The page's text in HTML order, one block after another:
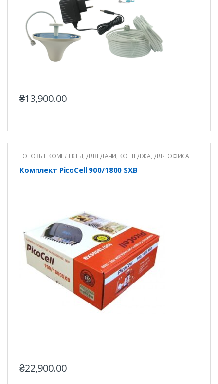
₴13,900.00
ГОТОВЫЕ КОМПЛЕКТЫ, ДЛЯ ДАЧИ, КОТТЕДЖА, ДЛЯ ОФИСА
Комплект PicoCell 900/1800 SXB
₴22,900.00